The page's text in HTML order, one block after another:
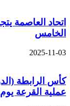
اتحاد العاصمة
الخامس
2025-11-03
كأس الرابطة
عملية القرعة يوم 17 مايو